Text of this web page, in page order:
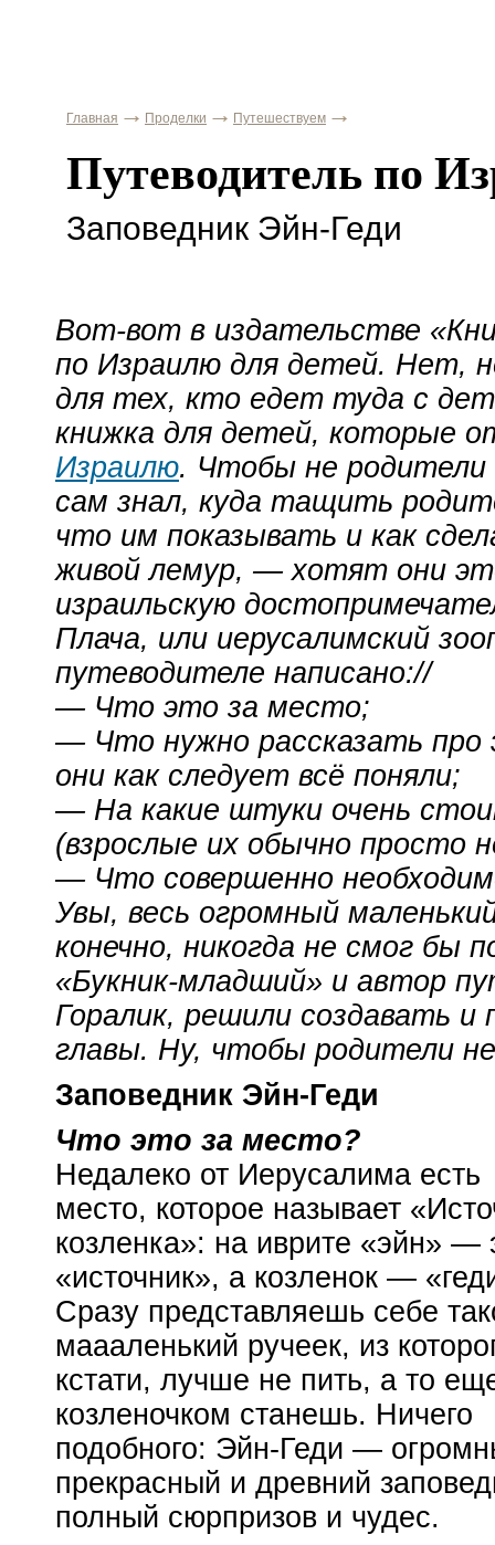
Главная Проделки Путешествуем
Путеводитель по
Заповедник Эйн-Геди
Вот-вот в издательстве
по Израилю для детей. Нет,
для тех, кто едет туда с
книжка для детей, которые
Израилю. Чтобы не родители
сам знал, куда тащить
что им показывать и как
живой лемур, — хотят они
израильскую
Плача, или иерусалимский
путеводителе написано://
— Что это за место;
— Что нужно рассказать
они как следует всё поняли;
— На какие штуки очень
(взрослые их обычно просто
— Что совершенно
Увы, весь огромный
конечно, никогда не смог бы
«Букник-младший» и автор
Горалик, решили создавать
главы. Ну, чтобы родители не
Заповедник Эйн-Геди
Что это за место?
Недалеко от Иерусалима есть
место, которое называет
козленка»: на иврите «эйн» —
«источник», а козленок —
Сразу представляешь себе
маааленький ручеек, из
кстати, лучше не пить, а то
козленочком станешь. Ничего
подобного: Эйн-Геди —
прекрасный и древний
полный сюрпризов и чудес.